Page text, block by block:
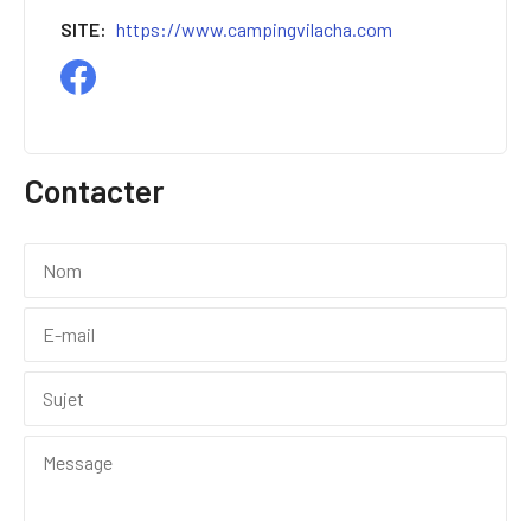
SITE
https://www.campingvilacha.com
Contacter